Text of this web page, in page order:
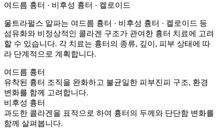
여드름 흉터 · 비후성 흉터 · 켈로이드
울트라펄스 알파는 여드름 흉터 · 비후성 흉터 · 켈로이드 등
섬유화와 비정상적인 콜라겐 구조가 관여한 흉터 치료에 고려
할 수 있습니다. 각 치료는 흉터의 종류, 깊이, 피부 상태에 따
라 단계적으로 계획합니다.
여드름 흉터
유착된 흉터 조직을 완화하고 불균일한 피부진피 구조, 환경
변화를 함께 고려합니다.
비후성 흉터
과도한 콜라겐을 표적으로 하여 흉터의 두께와 단단함 변화를
함께 살펴봅니다.